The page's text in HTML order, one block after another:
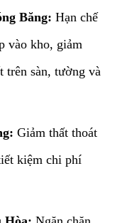
Băng: Hạn chế
vào kho, giảm
trên sàn, tường và
Giảm thất thoát
kiệm chi phí